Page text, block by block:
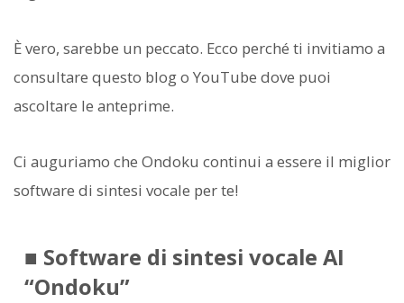
È vero, sarebbe un peccato. Ecco perché ti invitiamo a
consultare questo blog o YouTube dove puoi
ascoltare le anteprime.
Ci auguriamo che Ondoku continui a essere il miglior
software di sintesi vocale per te!
■ Software di sintesi vocale AI
“Ondoku”